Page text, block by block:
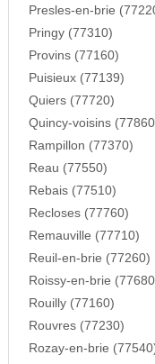
Presles-en-brie
Pringy (77310)
Provins (77160)
Puisieux (77139)
Quiers (77720)
Quincy-voisins
Rampillon (77370)
Reau (77550)
Rebais (77510)
Recloses (77760)
Remauville (77710)
Reuil-en-brie (77260)
Roissy-en-brie
Rouilly (77160)
Rouvres (77230)
Rozay-en-brie